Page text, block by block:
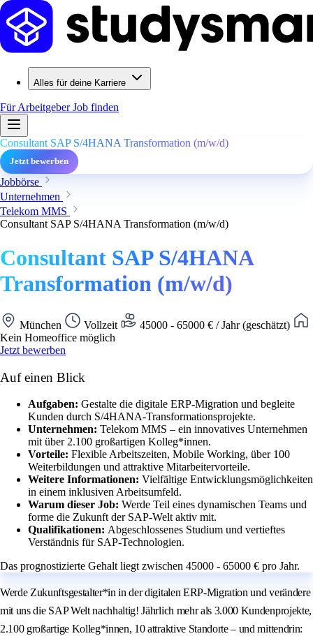
Alles für deine Karriere
Für ArbeitgeberJob finden
Consultant SAP S/4HANA Transformation (m/w/d)
Jetzt bewerben
Jobbörse
Unternehmen
Telekom MMS
Consultant SAP S/4HANA Transformation (m/w/d)
Consultant SAP S/4HANA
Transformation (m/w/d)
München Vollzeit
45000 - 65000 € / Jahr (geschätzt)
Kein Homeoffice möglich
Jetzt bewerben
Auf einen Blick
Aufgaben: Gestalte die digitale ERP-Migration und begleite
Kunden durch S/4HANA-Transformationsprojekte.
Unternehmen: Telekom MMS – ein innovatives Unternehmen
mit über 2.100 großartigen Kolleg*innen.
Vorteile: Flexible Arbeitszeiten, Mobile Working, über 100
Weiterbildungen und attraktive Mitarbeitervorteile.
Weitere Informationen: Vielfältige Entwicklungsmöglichkeiten
in einem inklusiven Arbeitsumfeld.
Warum dieser Job: Werde Teil eines dynamischen Teams und
forme die Zukunft der SAP-Welt aktiv mit.
Qualifikationen: Abgeschlossenes Studium und vertieftes
Verständnis für SAP-Technologien.
Das prognostizierte Gehalt liegt zwischen 45000 - 65000 € pro Jahr.
Werde Zukunftsgestalter*in in der digitalen ERP-Migration und verändere
mit uns die SAP Welt nachhaltig! Jährlich mehr als 3.000 Kundenprojekte,
2.100 großartige Kolleg*innen, 10 attraktive Standorte – und mittendrin: